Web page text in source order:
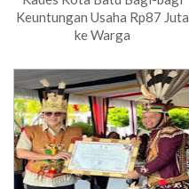
Keuntungan Usaha Rp87 Juta
ke Warga